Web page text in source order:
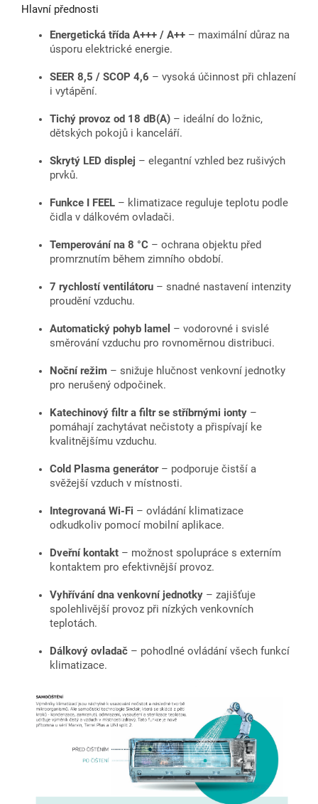
Hlavní přednosti
Energetická třída A+++ / A++ – maximální důraz na
úsporu elektrické energie.
SEER 8,5 / SCOP 4,6 – vysoká účinnost při chlazení
i vytápění.
Tichý provoz od 18 dB(A) – ideální do ložnic,
dětských pokojů i kanceláří.
Skrytý LED displej – elegantní vzhled bez rušivých
prvků.
Funkce I FEEL – klimatizace reguluje teplotu podle
čidla v dálkovém ovladači.
Temperování na 8 °C – ochrana objektu před
promrznutím během zimního období.
7 rychlostí ventilátoru – snadné nastavení intenzity
proudění vzduchu.
Automatický pohyb lamel – vodorovné i svislé
směrování vzduchu pro rovnoměrnou distribuci.
Noční režim – snižuje hlučnost venkovní jednotky
pro nerušený odpočinek.
Katechinový filtr a filtr se stříbrnými ionty –
pomáhají zachytávat nečistoty a přispívají ke
kvalitnějšímu vzduchu.
Cold Plasma generátor– podporuje čistší a
svěžejší vzduch v místnosti.
Integrovaná Wi-Fi – ovládání klimatizace
odkudkoliv pomocí mobilní aplikace.
Dveřní kontakt – možnost spolupráce s externím
kontaktem pro efektivnější provoz.
Vyhřívání dna venkovní jednotky – zajišťuje
spolehlivější provoz při nízkých venkovních
teplotách.
Dálkový ovladač – pohodlné ovládání všech funkcí
klimatizace.